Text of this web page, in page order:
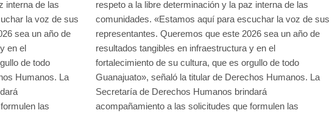
interna de las
la voz de sus
sea un año de
en el
de todo
Humanos. La
las
respeto a la libre determinación y la paz interna de las
comunidades. «Estamos aquí para escuchar la voz de sus
representantes. Queremos que este 2026 sea un año de
resultados tangibles en infraestructura y en el
fortalecimiento de su cultura, que es orgullo de todo
Guanajuato», señaló la titular de Derechos Humanos. La
Secretaría de Derechos Humanos brindará
acompañamiento a las solicitudes que formulen las